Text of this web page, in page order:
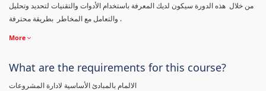
من خلال هذه الدورة سيكون لديك المعرفة باستخدام الأدوات والتقنيات لتحديد وتحليل
والتعامل مع المخاطر بطريقة محترفة .
More
What are the requirements for this course?
الالمام بالمبادئ الأساسية لادارة المشروعات